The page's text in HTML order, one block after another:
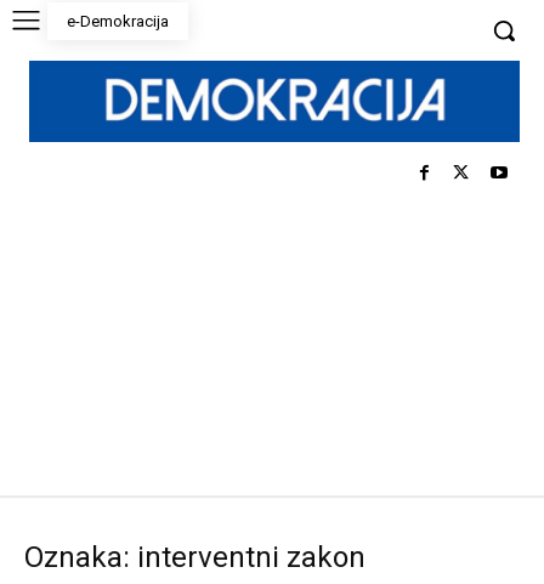
e-Demokracija
Oznaka: interventni zakon